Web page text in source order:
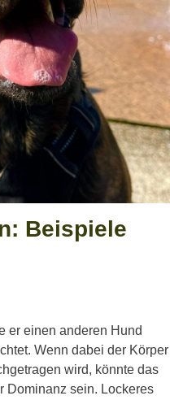
Beispiele
er einen anderen Hund
Wenn dabei der Körper
wird, könnte das
Dominanz sein. Lockeres